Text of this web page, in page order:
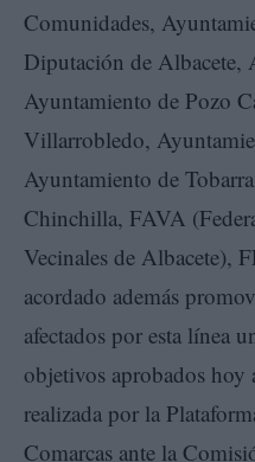
Comunidades,
Diputación de Albacete,
Ayuntamiento de Pozo
Villarrobledo,
Ayuntamiento de
Chinchilla, FAVA
Vecinales de Albacete),
acordado además
afectados por esta línea
objetivos aprobados hoy
realizada por la
Comarcas ante la